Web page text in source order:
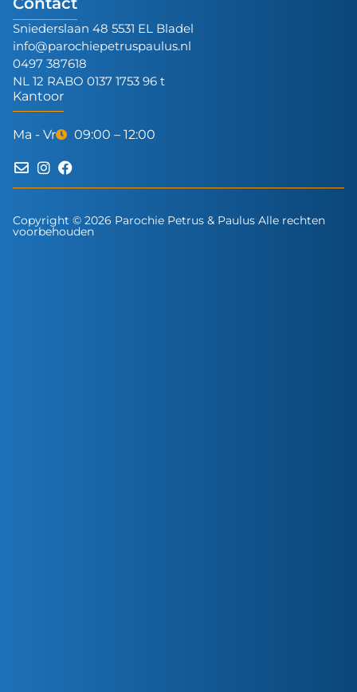
Sniederslaan 48 5531 EL Bladel
info@parochiepetruspaulus.nl
0497 387618
NL 12 RABO 0137 1753 96 t
Kantoor
Ma - Vr 09:00 – 12:00
Copyright © 2026 Parochie Petrus & Paulus Alle rechten
voorbehouden